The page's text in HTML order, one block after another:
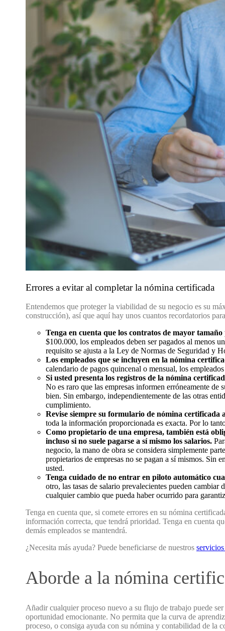
Errores a evitar al completar la nómina certificada
Entendemos que proteger la viabilidad de su negocio es su
construcción), así que aquí hay unos cuantos recordatorios
Tenga en cuenta que los contratos de mayor
$100.000, los empleados deben ser pagados al menos
requisito se ajusta a la Ley de Normas de Seguridad y
Los empleados que se incluyen en la nómina
calendario de pagos quincenal o mensual, los
Si usted presenta los registros de la nómina
No es raro que las empresas informen erróneamente
bien. Sin embargo, independientemente de las otras
cumplimiento.
Revise siempre su formulario de nómina certificada
toda la información proporcionada es exacta. Por lo
Como propietario de una empresa, también está
incluso si no suele pagarse a sí mismo los salarios.
negocio, la mano de obra se considera simplemente
propietarios de empresas no se pagan a sí mismos. Sin
usted.
Tenga cuidado de no entrar en piloto automático
otro, las tasas de salario prevalecientes pueden cambiar
cualquier cambio que pueda haber ocurrido para
Tenga en cuenta que, si comete errores en su nómina
información correcta, que tendrá prioridad. Tenga en cuenta
demás empleados se mantendrá.
¿Necesita más ayuda? Puede beneficiarse de nuestros
Aborde a la nómina
Añadir cualquier proceso nuevo a su flujo de trabajo puede
oportunidad emocionante. No permita que la curva de
proceso, o consiga ayuda con su nómina y contabilidad de la